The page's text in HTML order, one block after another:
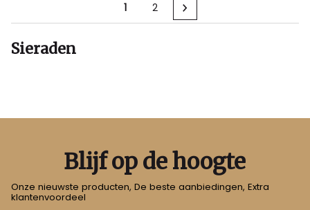
1 2
Sieraden
Blijf op de hoogte
Onze nieuwste producten, De beste aanbiedingen, Extra
klantenvoordeel